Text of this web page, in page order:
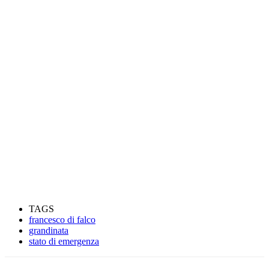
TAGS
francesco di falco
grandinata
stato di emergenza